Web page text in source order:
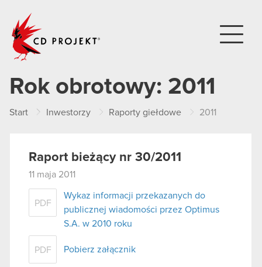
Rok obrotowy: 2011
Start Inwestorzy Raporty giełdowe 2011
Raport bieżący nr 30/2011
11 maja 2011
PDF
Wykaz informacji przekazanych do
publicznej wiadomości przez Optimus
S.A. w 2010 roku
PDF Pobierz załącznik